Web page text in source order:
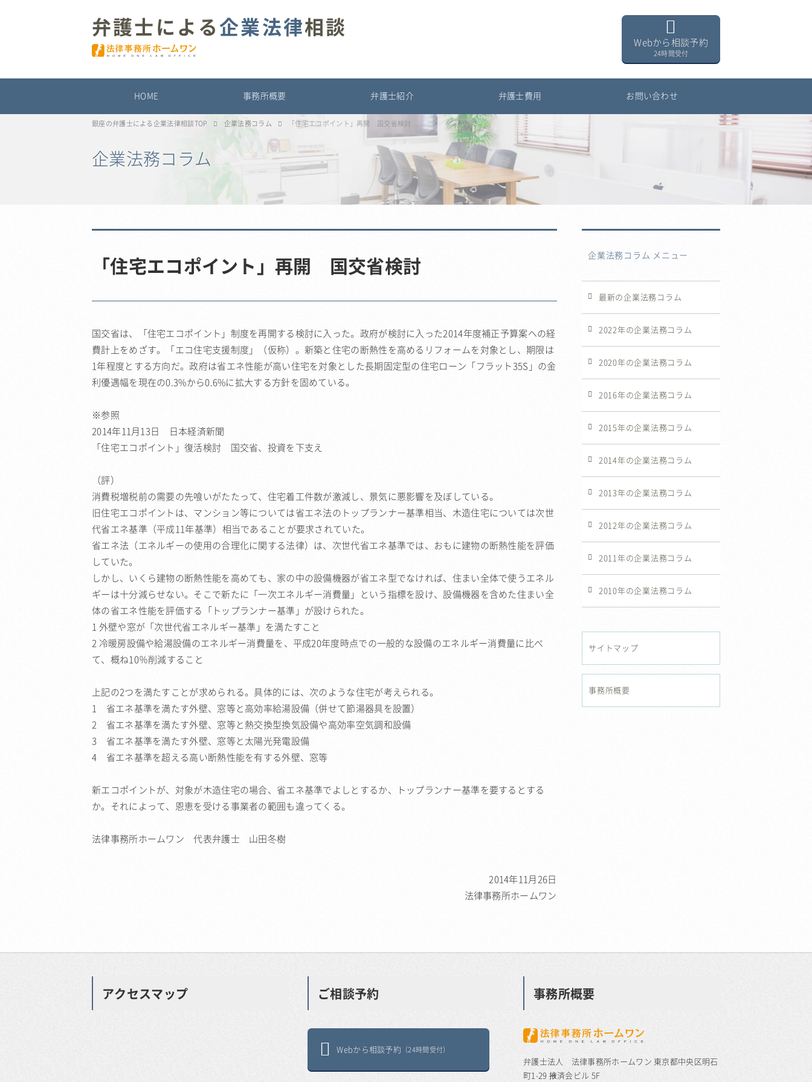
弁護士による企業法律相談
Webから相談予約
24時間受付
HOME 事務所概要 弁護士紹介 弁護士費用 お問い合わせ
銀座の弁護士による企業法律相談TOP 企業法務コラム 「住宅エコポイント」再開 国交省検討
企業法務コラム
「住宅エコポイント」再開 国交省検討
国交省は、「住宅エコポイント」制度を再開する検討に入った。政府が検討に入った2014年度補正予算案への経
費計上をめざす。「エコ住宅支援制度」（仮称）。新築と住宅の断熱性を高めるリフォームを対象とし、期限は
1年程度とする方向だ。政府は省エネ性能が高い住宅を対象とした長期固定型の住宅ローン「フラット35S」の金
利優遇幅を現在の0.3%から0.6%に拡大する方針を固めている。
※参照
2014年11月13日 日本経済新聞
「住宅エコポイント」復活検討 国交省、投資を下支え
（評）
消費税増税前の需要の先喰いがたたって、住宅着工件数が激減し、景気に悪影響を及ぼしている。
旧住宅エコポイントは、マンション等については省エネ法のトップランナー基準相当、木造住宅については次世
代省エネ基準（平成11年基準）相当であることが要求されていた。
省エネ法（エネルギーの使用の合理化に関する法律）は、次世代省エネ基準では、おもに建物の断熱性能を評価
していた。
しかし、いくら建物の断熱性能を高めても、家の中の設備機器が省エネ型でなければ、住まい全体で使うエネル
ギーは十分減らせない。そこで新たに「一次エネルギー消費量」という指標を設け、設備機器を含めた住まい全
体の省エネ性能を評価する「トップランナー基準」が設けられた。
1 外壁や窓が「次世代省エネルギー基準」を満たすこと
2 冷暖房設備や給湯設備のエネルギー消費量を、平成20年度時点での一般的な設備のエネルギー消費量に比べ
て、概ね10％削減すること
上記の2つを満たすことが求められる。具体的には、次のような住宅が考えられる。
1 省エネ基準を満たす外壁、窓等と高効率給湯設備（併せて節湯器具を設置）
2 省エネ基準を満たす外壁、窓等と熱交換型換気設備や高効率空気調和設備
3 省エネ基準を満たす外壁、窓等と太陽光発電設備
4 省エネ基準を超える高い断熱性能を有する外壁、窓等
新エコポイントが、対象が木造住宅の場合、省エネ基準でよしとするか、トップランナー基準を要するとする
か。それによって、恩恵を受ける事業者の範囲も違ってくる。
法律事務所ホームワン 代表弁護士 山田冬樹
2014年11月26日
法律事務所ホームワン
企業法務コラム メニュー
最新の企業法務コラム
2022年の企業法務コラム
2020年の企業法務コラム
2016年の企業法務コラム
2015年の企業法務コラム
2014年の企業法務コラム
2013年の企業法務コラム
2012年の企業法務コラム
2011年の企業法務コラム
2010年の企業法務コラム
サイトマップ
事務所概要
アクセスマップ ご相談予約
Webから相談予約 （24時間受付）
事務所概要
弁護士法人 法律事務所ホームワン 東京都中央区明石
町1-29 掖済会ビル 5F